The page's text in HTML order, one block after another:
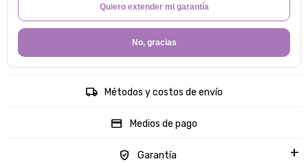
Quiero extender mi garantía
No, gracias
Métodos y costos de envío
Medios de pago
Garantía